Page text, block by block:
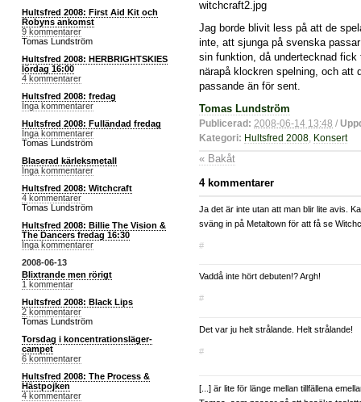
Hultsfred 2008: First Aid Kit och
Robyns ankomst
9 kommentarer
Tomas Lundström
Hultsfred 2008: HERBRIGHTSKIES
lördag 16:00
4 kommentarer
Hultsfred 2008: fredag
Inga kommentarer
Hultsfred 2008: Fulländad fredag
Inga kommentarer
Tomas Lundström
Blaserad kärleksmetall
Inga kommentarer
Hultsfred 2008: Witchcraft
4 kommentarer
Tomas Lundström
Hultsfred 2008: Billie The Vision &
The Dancers fredag 16:30
Inga kommentarer
2008-06-13
Blixtrande men rörigt
1 kommentar
Hultsfred 2008: Black Lips
2 kommentarer
Tomas Lundström
Torsdag i koncentrationsläger-
campet
6 kommentarer
Hultsfred 2008: The Process &
Hästpojken
4 kommentarer
Jag borde blivit less på att de
inte, att sjunga på svenska
sin funktion, då undertecknad
närapå klockren spelning, och att
passande än för sent.
Tomas Lundström
Publicerad: 2008-06-14 13:48 /
Kategori: Hultsfred 2008 Konsert
« Bakåt
4 kommentarer
Ja det är inte utan att man blir lite avis.
sväng in på Metaltown för att få se
#
Vaddå inte hört debuten!? Argh!
#
Det var ju helt strålande. Helt strålande!
#
[...] är lite för länge mellan tillfällena